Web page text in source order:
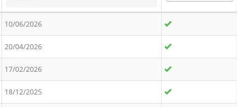
10/06/2026
20/04/2026
17/02/2026
18/12/2025